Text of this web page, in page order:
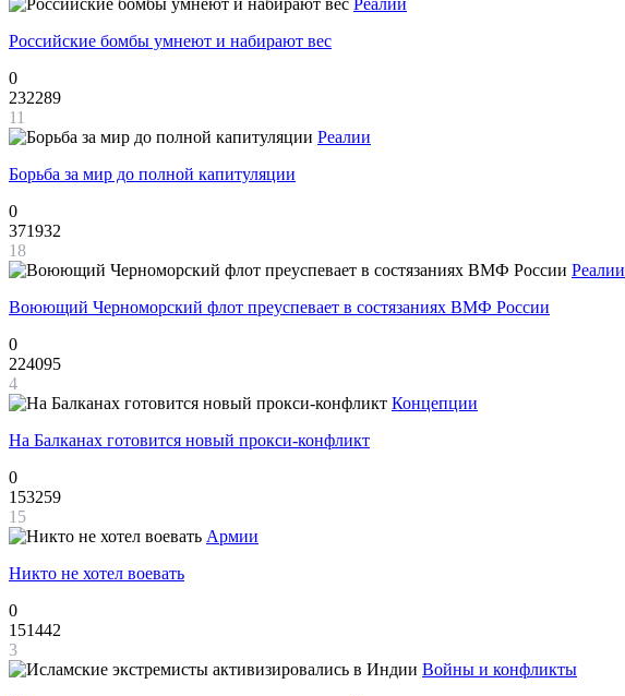
Реалии
Российские бомбы умнеют и набирают вес
0
232289
11
Реалии
Борьба за мир до полной капитуляции
0
371932
18
Реалии
Воюющий Черноморский флот преуспевает в состязаниях ВМФ России
0
224095
4
Концепции
На Балканах готовится новый прокси-конфликт
0
153259
15
Армии
Никто не хотел воевать
0
151442
3
Войны и конфликты